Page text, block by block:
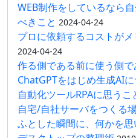
WEB制作をしているなら
べきこと 2024-04-24
プロに依頼するコストが
2024-04-24
作る側である前に使う側で
ChatGPTをはじめ生成AI
自動化ツールRPAに思うこ
自宅/自社サーバをつくる
ふとした瞬間に、何かを思